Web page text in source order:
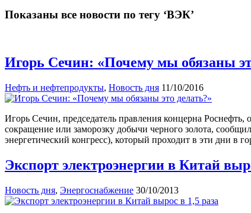
Показаны все новости по тегу ‘ВЭК’
Игорь Сечин: «Почему мы обязаны
Нефть и нефтепродукты, Новость дня 11/10/2016
Игорь Сечин, председатель правления концерна Роснефть,
сокращение или заморозку добычи черного золота,
энергетический конгресс), который проходит в эти дни в
Экспорт электроэнергии в Китай
Новость дня, Энергоснабжение 30/10/2013